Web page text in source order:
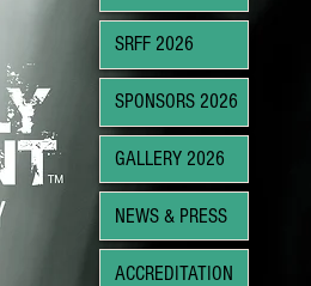
SRFF 2026
SPONSORS 2026
GALLERY 2026
NEWS & PRESS
ACCREDITATION